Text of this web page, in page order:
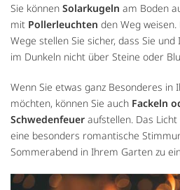
Sie können Solarkugeln am Boden
mit Pollerleuchten den Weg
Wege stellen Sie sicher, dass Sie
im Dunkeln nicht über Steine oder
Wenn Sie etwas ganz Besonderes in
möchten, können Sie auch Fackeln
Schwedenfeuer aufstellen. Das
eine besonders romantische
Sommerabend in Ihrem Garten zu